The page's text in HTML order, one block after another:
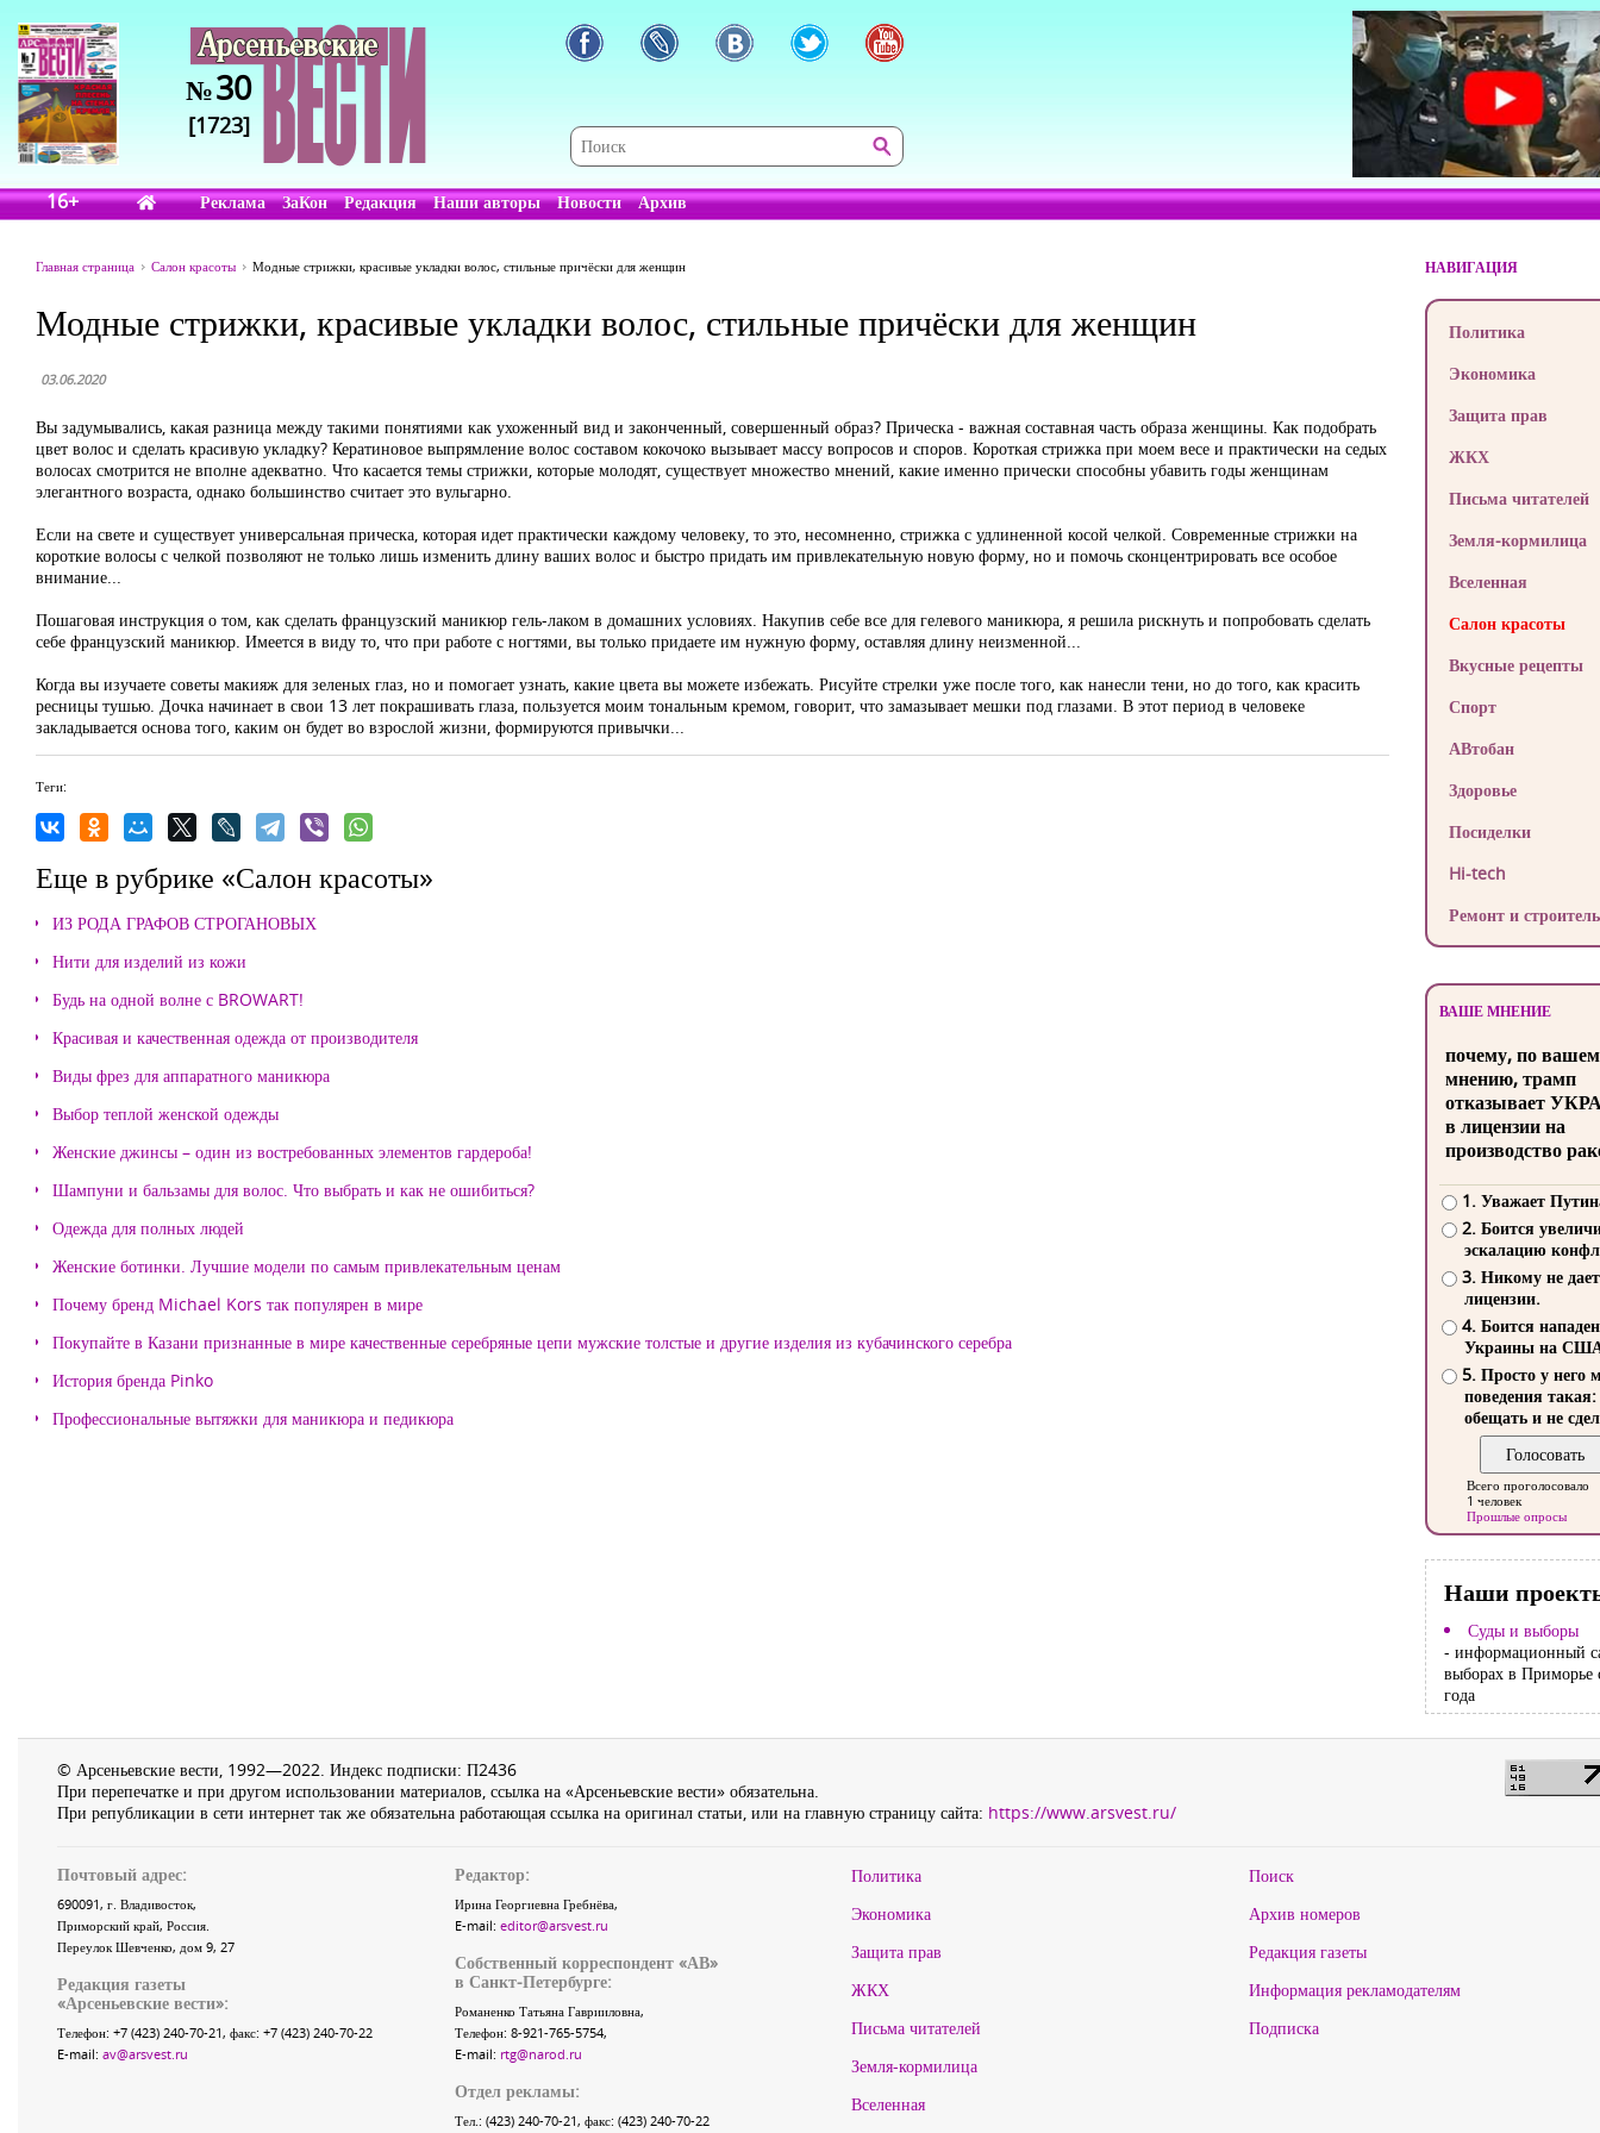
№30
[1723]
16+ Реклама ЗаКон Редакция Наши авторы Новости Архив
Главная страница Салон красоты Модные стрижки, красивые укладки волос, стильные причёски для женщин
Модные стрижки, красивые укладки волос, стильные причёски для женщин
03.06.2020
Вы задумывались, какая разница между такими понятиями как ухоженный вид и законченный, совершенный образ? Прическа - важная составная часть образа женщины. Как подобрать
цвет волос и сделать красивую укладку? Кератиновое выпрямление волос составом кокочоко вызывает массу вопросов и споров. Короткая стрижка при моем весе и практически на седых
волосах смотрится не вполне адекватно. Что касается темы стрижки, которые молодят, существует множество мнений, какие именно прически способны убавить годы женщинам
элегантного возраста, однако большинство считает это вульгарно.
Если на свете и существует универсальная прическа, которая идет практически каждому человеку, то это, несомненно, стрижка с удлиненной косой челкой. Современные стрижки на
короткие волосы с челкой позволяют не только лишь изменить длину ваших волос и быстро придать им привлекательную новую форму, но и помочь сконцентрировать все особое
внимание...
Пошаговая инструкция о том, как сделать французский маникюр гель-лаком в домашних условиях. Накупив себе все для гелевого маникюра, я решила рискнуть и попробовать сделать
себе французский маникюр. Имеется в виду то, что при работе с ногтями, вы только придаете им нужную форму, оставляя длину неизменной...
Когда вы изучаете советы макияж для зеленых глаз, но и помогает узнать, какие цвета вы можете избежать. Рисуйте стрелки уже после того, как нанесли тени, но до того, как красить
ресницы тушью. Дочка начинает в свои 13 лет покрашивать глаза, пользуется моим тональным кремом, говорит, что замазывает мешки под глазами. В этот период в человеке
закладывается основа того, каким он будет во взрослой жизни, формируются привычки...
Теги:
Еще в рубрике «Салон красоты»
ИЗ РОДА ГРАФОВ СТРОГАНОВЫХ
Нити для изделий из кожи
Будь на одной волне с BROWART!
Красивая и качественная одежда от производителя
Виды фрез для аппаратного маникюра
Выбор теплой женской одежды
Женские джинсы – один из востребованных элементов гардероба!
Шампуни и бальзамы для волос. Что выбрать и как не ошибиться?
Одежда для полных людей
Женские ботинки. Лучшие модели по самым привлекательным ценам
Почему бренд Michael Kors так популярен в мире
Покупайте в Казани признанные в мире качественные серебряные цепи мужские толстые и другие изделия из кубачинского серебра
История бренда Pinko
Профессиональные вытяжки для маникюра и педикюра
НАВИГАЦИЯ
Политика
Экономика
Защита прав
ЖКХ
Письма читателей
Земля-кормилица
Вселенная
Салон красоты
Вкусные рецепты
Спорт
АВтобан
Здоровье
Посиделки
Hi-tech
Ремонт и
ВАШЕ МНЕНИЕ
почему, по
мнению, трамп
отказывает
в лицензии на
производство
1. Уважает
2. Боится
эскалацию
3. Никому не
лицензии.
4. Боится
Украины на
5. Просто у него
поведения такая:
обещать и не
Всего проголосовало
1 человек
Прошлые опросы
Наши
Суды и выборы
- информационный
выборах в Приморье
года
© Арсеньевские вести, 1992—2022. Индекс подписки: П2436
При перепечатке и при другом использовании материалов, ссылка на «Арсеньевские вести» обязательна.
При републикации в сети интернет так же обязательна работающая ссылка на оригинал статьи, или на главную страницу сайта: https://www.arsvest.ru/
Почтовый адрес:
690091, г. Владивосток,
Приморский край, Россия.
Переулок Шевченко, дом 9, 27
Редакция газеты
«Арсеньевские вести»:
Телефон: +7 (423) 240-70-21, факс: +7 (423) 240-70-22
E-mail: av@arsvest.ru
Редактор:
Ирина Георгиевна Гребнёва,
E-mail: editor@arsvest.ru
Собственный корреспондент «АВ»
в Санкт-Петербурге:
Романенко Татьяна Гаврииловна,
Телефон: 8-921-765-5754,
E-mail: rtg@narod.ru
Отдел рекламы:
Тел.: (423) 240-70-21, факс: (423) 240-70-22
Политика
Экономика
Защита прав
ЖКХ
Письма читателей
Земля-кормилица
Вселенная
Поиск
Архив номеров
Редакция газеты
Информация рекламодателям
Подписка